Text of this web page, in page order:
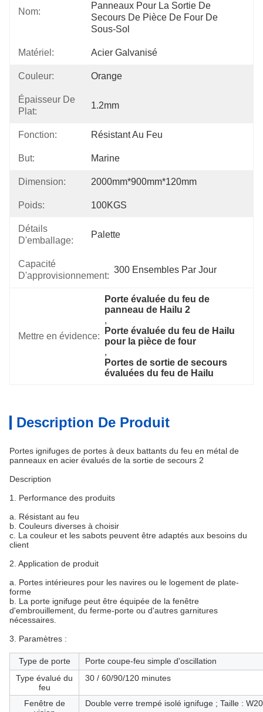
Nom:
Panneaux Pour La Sortie De
Secours De Pièce De Four De
Sous-Sol
Matériel: Acier Galvanisé
Couleur: Orange
Épaisseur De
Plat:
1.2mm
Fonction: Résistant Au Feu
But: Marine
Dimension: 2000mm*900mm*120mm
Poids: 100KGS
Détails
D'emballage:
Palette
Capacité
D'approvisionnement:
300 Ensembles Par Jour
Mettre en évidence:
Porte évaluée du feu de
panneau de Hailu 2
,
Porte évaluée du feu de Hailu
pour la pièce de four
,
Portes de sortie de secours
évaluées du feu de Hailu
Description De Produit
Portes ignifuges de portes à deux battants du feu en métal de
panneaux en acier évalués de la sortie de secours 2
Description
1. Performance des produits
a. Résistant au feu
b. Couleurs diverses à choisir
c. La couleur et les sabots peuvent être adaptés aux besoins du
client
2. Application de produit
a. Portes intérieures pour les navires ou le logement de plate-
forme
b. La porte ignifuge peut être équipée de la fenêtre
d'embrouillement, du ferme-porte ou d'autres garnitures
nécessaires.
3. Paramètres :
Type de porte
Porte coupe-feu simple d'oscillation
Type évalué du
feu
30 / 60/90/120 minutes
Fenêtre de
Double verre trempé isolé ignifuge ; Taille :